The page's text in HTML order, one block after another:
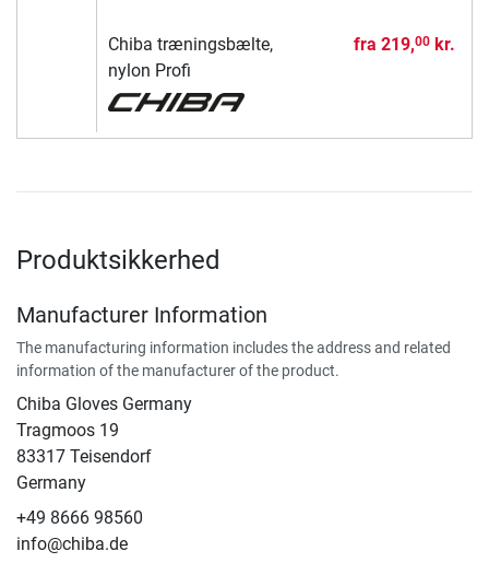
Chiba træningsbælte,
nylon Profi
fra 219,00kr.
Produktsikkerhed
Manufacturer Information
The manufacturing information includes the address and related
information of the manufacturer of the product.
Chiba Gloves Germany
Tragmoos 19
83317 Teisendorf
Germany
+49 8666 98560
info@chiba.de